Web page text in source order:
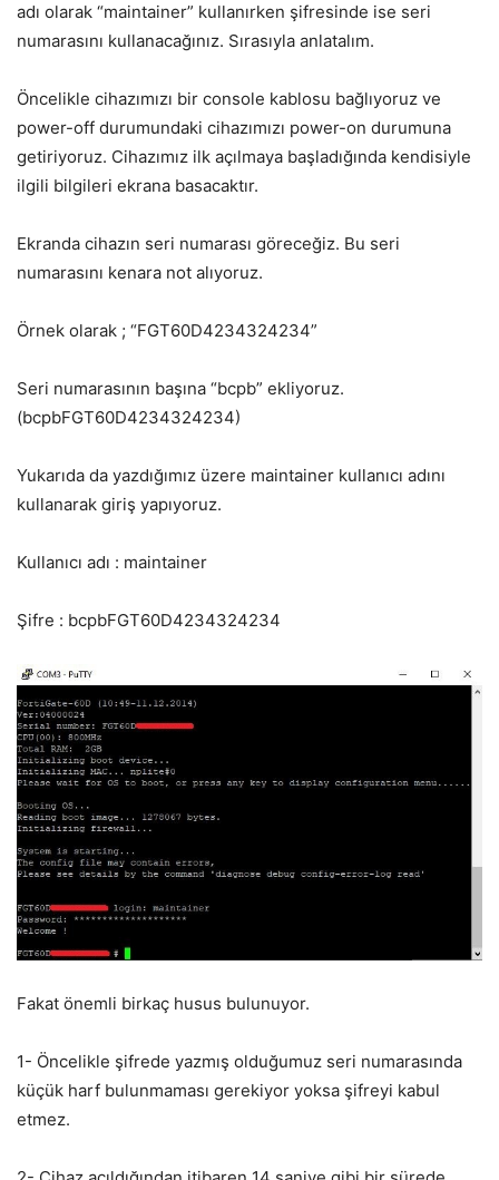
adı olarak “maintainer” kullanırken şifresinde ise seri
numarasını kullanacağınız. Sırasıyla anlatalım.
Öncelikle cihazımızı bir console kablosu bağlıyoruz ve
power-off durumundaki cihazımızı power-on durumuna
getiriyoruz. Cihazımız ilk açılmaya başladığında kendisiyle
ilgili bilgileri ekrana basacaktır.
Ekranda cihazın seri numarası göreceğiz. Bu seri
numarasını kenara not alıyoruz.
Örnek olarak ; “FGT60D4234324234”
Seri numarasının başına “bcpb” ekliyoruz.
(bcpbFGT60D4234324234)
Yukarıda da yazdığımız üzere maintainer kullanıcı adını
kullanarak giriş yapıyoruz.
Kullanıcı adı : maintainer
Şifre : bcpbFGT60D4234324234
Fakat önemli birkaç husus bulunuyor.
1- Öncelikle şifrede yazmış olduğumuz seri numarasında
küçük harf bulunmaması gerekiyor yoksa şifreyi kabul
etmez.